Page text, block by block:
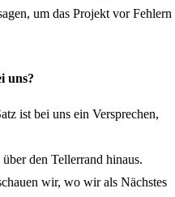
um das Projekt vor Fehlern
uns?
ist bei uns ein Versprechen,
den Tellerrand hinaus.
wir, wo wir als Nächstes